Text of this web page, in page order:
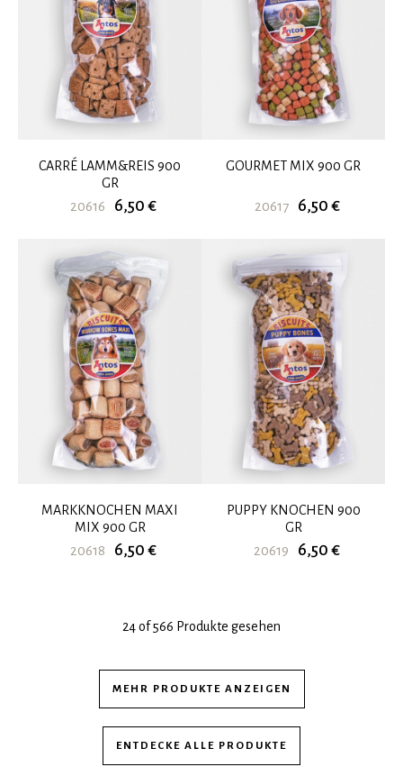
CARRÉ LAMM&REIS 900
GR
20616 6,50 €
GOURMET MIX 900 GR
20617 6,50 €
MARKKNOCHEN MAXI
MIX 900 GR
20618 6,50 €
PUPPY KNOCHEN 900
GR
20619 6,50 €
24 of 566 Produkte gesehen
MEHR PRODUKTE ANZEIGEN
ENTDECKE ALLE PRODUKTE